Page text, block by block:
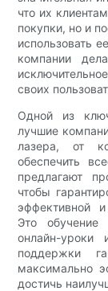
что их
покупки, но и
использовать
компании
своих
Одной из
лучшие
лазера, от
обеспечить
предлагают
чтобы
эффективной
Это
онлайн-уроки
поддержки
максимально
достичь